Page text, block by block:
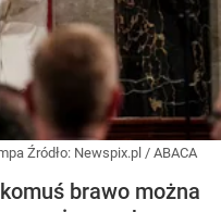
Źródło: Newspix.pl / ABACA
brawo można